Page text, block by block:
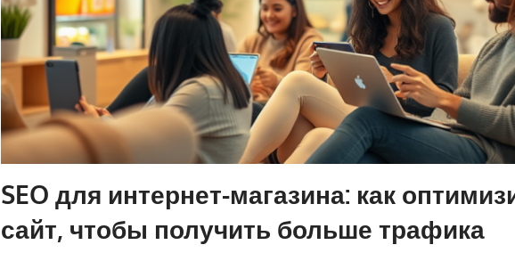
SEO для интернет-магазина: как
сайт, чтобы получить больше трафика